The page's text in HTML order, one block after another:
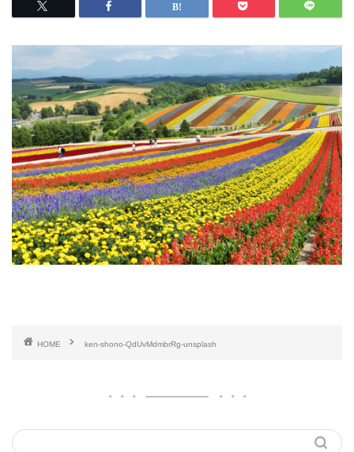
HOME ken-shono-QdUvMdmbrRg-unsplash